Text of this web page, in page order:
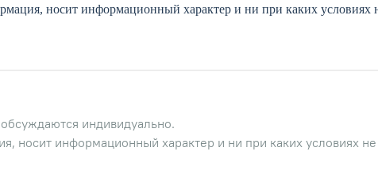
носит информационный характер и ни при каких условиях
индивидуально.
носит информационный характер и ни при каких условиях